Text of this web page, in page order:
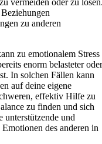
zu anderen
zu emotionalem Stress
enorm belasteter
In solchen Fällen kann
auf deine eigene
effektiv Hilfe zu
zu finden und sich
unterstützende und
des anderen in